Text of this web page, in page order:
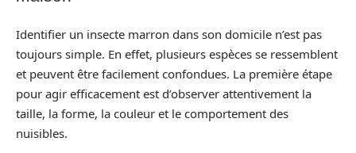
Identifier un insecte marron dans son domicile n’est pas
toujours simple. En effet, plusieurs espèces se ressemblent
et peuvent être facilement confondues. La première étape
pour agir efficacement est d’observer attentivement la
taille, la forme, la couleur et le comportement des
nuisibles.